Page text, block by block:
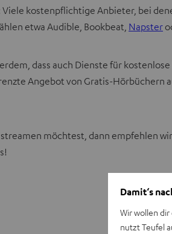
Viele kostenpflichtige Anbieter, bei
etwa Audible, Bookbeat, Napster
dass auch Dienste für
Angebot von Gratis-
möchtest, dann empfehlen
Damit‘s
Wir wollen
nutzt Teufel